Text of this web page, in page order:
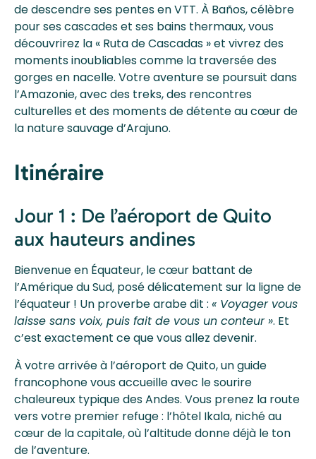
de descendre ses pentes en VTT. À Baños, célèbre
pour ses cascades et ses bains thermaux, vous
découvrirez la « Ruta de Cascadas » et vivrez des
moments inoubliables comme la traversée des
gorges en nacelle. Votre aventure se poursuit dans
l’Amazonie, avec des treks, des rencontres
culturelles et des moments de détente au cœur de
la nature sauvage d’Arajuno.
Itinéraire
Jour 1 : De l’aéroport de Quito
aux hauteurs andines
Bienvenue en Équateur, le cœur battant de
l’Amérique du Sud, posé délicatement sur la ligne de
l’équateur ! Un proverbe arabe dit : « Voyager vous
laisse sans voix, puis fait de vous un conteur ». Et
c’est exactement ce que vous allez devenir.
À votre arrivée à l’aéroport de Quito, un guide
francophone vous accueille avec le sourire
chaleureux typique des Andes. Vous prenez la route
vers votre premier refuge : l’hôtel Ikala, niché au
cœur de la capitale, où l’altitude donne déjà le ton
de l’aventure.